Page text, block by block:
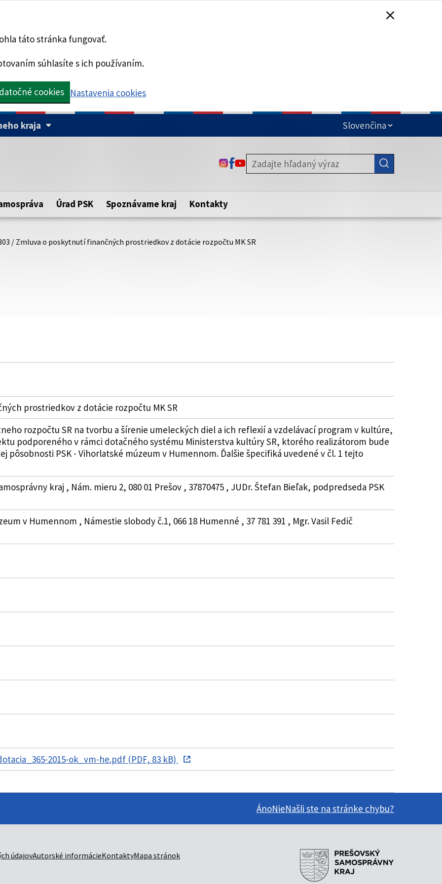
táto stránka fungovať.
súhlasíte s ich používaním.
cookies Nastavenia cookies
kraja
Táto stránka je zabezpečená
zabezpečenú webovú stránku. Zabezpečená stránka vždy začína
https:// pred názvom domény webového sídla.
ODKAZ SA OTVORÍ NA NOVEJ KARTE
ODKAZ SA OTVORÍ NA NOVEJ KARTE
ODKAZ SA OTVORÍ NA NOVEJ KARTE
Úrad PSK Spoznávame kraj Kontakty
/ Zmluva o poskytnutí finančných prostriedkov z dotácie rozpočtu MK SR
prostriedkov z dotácie rozpočtu MK SR
rozpočtu SR na tvorbu a šírenie umeleckých diel a ich reflexií a vzdelávací program v kultúre,
podporeného v rámci dotačného systému Ministerstva kultúry SR, ktorého realizátorom bude
pôsobnosti PSK - Vihorlatské múzeum v Humennom. Ďalšie špecifiká uvedené v čl. 1 tejto
kraj , Nám. mieru 2, 080 01 Prešov , 37870475 , JUDr. Štefan Bieľak, podpredseda PSK
v Humennom , Námestie slobody č.1, 066 18 Humenné , 37 781 391 , Mgr. Vasil Fedič
2015-ok_vm-he.pdf (PDF, 83 kB)
ÁnoNieNašli ste na stránke chybu?
údajovAutorské informácieKontaktyMapa stránok